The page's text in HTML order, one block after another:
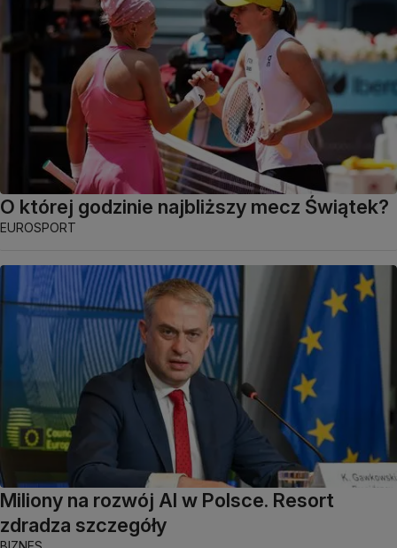
O której godzinie najbliższy mecz Świątek?
EUROSPORT
Miliony na rozwój AI w Polsce. Resort
zdradza szczegóły